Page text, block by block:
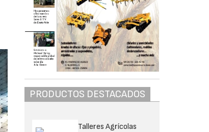
PRODUCTOS DESTACADOS
Talleres Agrícolas